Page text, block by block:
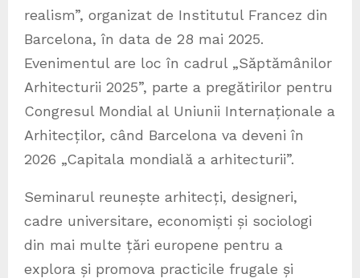
realism”, organizat de Institutul Francez din
Barcelona, în data de 28 mai 2025.
Evenimentul are loc în cadrul „Săptămânilor
Arhitecturii 2025”, parte a pregătirilor pentru
Congresul Mondial al Uniunii Internaționale a
Arhitecților, când Barcelona va deveni în
2026 „Capitala mondială a arhitecturii”.
Seminarul reunește arhitecți, designeri,
cadre universitare, economiști și sociologi
din mai multe țări europene pentru a
explora și promova practicile frugale și